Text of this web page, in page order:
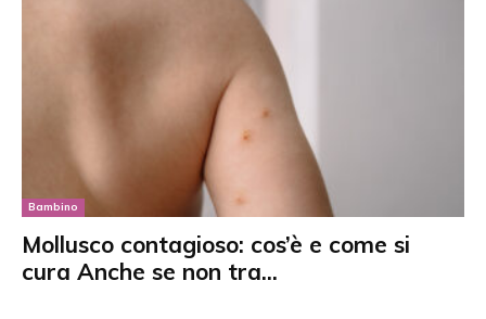
Bambino
Mollusco contagioso: cos’è e come si
cura Anche se non tra...